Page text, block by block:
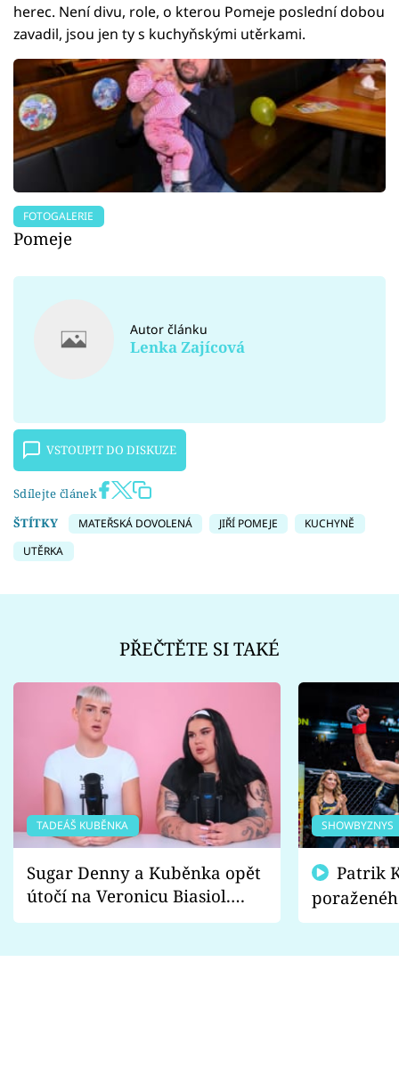
herec. Není divu, role, o kterou Pomeje poslední dobou
zavadil, jsou jen ty s kuchyňskými utěrkami.
FOTOGALERIE
Pomeje
Autor článku
Lenka Zajícová
VSTOUPIT DO DISKUZE
Sdílejte článek
ŠTÍTKY
MATEŘSKÁ DOVOLENÁ JIŘÍ POMEJE
KUCHYNĚ
UTĚRKA
PŘEČTĚTE SI TAKÉ
TADEÁŠ KUBĚNKA
Sugar Denny a Kuběnka opět
útočí na Veronicu Biasiol.
Proč je podle nich falešná a
SHOWBYZNYS
fanoušci